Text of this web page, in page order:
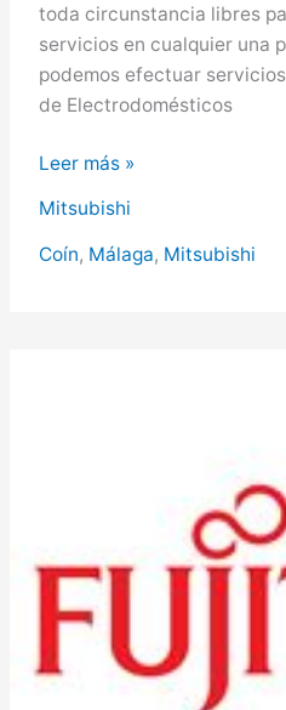
toda circunstancia libres
servicios en cualquier una
podemos efectuar
de Electrodomésticos
Mitsubishi
Coín,
Servicio
Leer más »
Mitsubishi
Coín, Málaga, Mitsubishi